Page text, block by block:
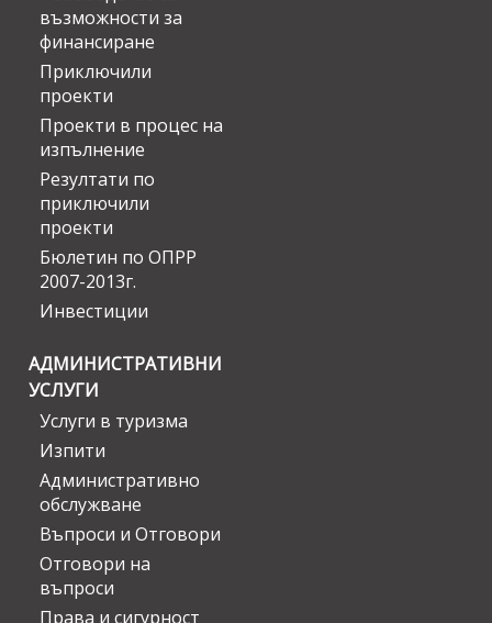
възможности за
финансиране
Приключили
проекти
Проекти в процес на
изпълнение
Резултати по
приключили
проекти
Бюлетин по ОПРР
2007-2013г.
Инвестиции
АДМИНИСТРАТИВНИ
УСЛУГИ
Услуги в туризма
Изпити
Административно
обслужване
Въпроси и Отговори
Отговори на
въпроси
Права и сигурност